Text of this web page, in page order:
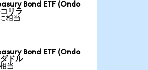
Bond ETF (Ondo
リラ
相当
Bond ETF (Ondo
ドル
当